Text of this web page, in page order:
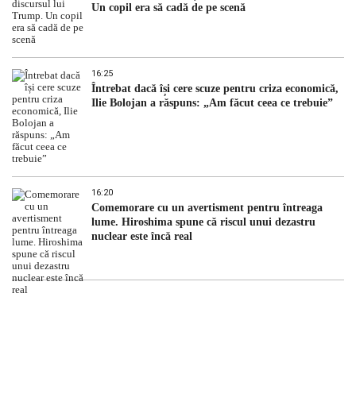
Un copil era să cadă de pe scenă
16:25
Întrebat dacă își cere scuze pentru criza economică,
Ilie Bolojan a răspuns: „Am făcut ceea ce trebuie”
16:20
Comemorare cu un avertisment pentru întreaga
lume. Hiroshima spune că riscul unui dezastru
nuclear este încă real